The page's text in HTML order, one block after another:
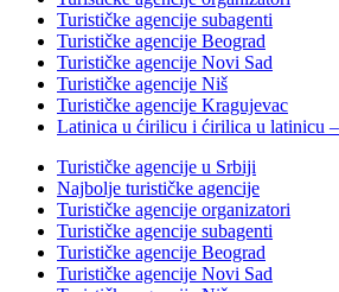
Turističke agencije subagenti
Turističke agencije Beograd
Turističke agencije Novi Sad
Turističke agencije Niš
Turističke agencije Kragujevac
Latinica u ćirilicu i ćirilica u latinicu
Turističke agencije u Srbiji
Najbolje turističke agencije
Turističke agencije organizatori
Turističke agencije subagenti
Turističke agencije Beograd
Turističke agencije Novi Sad